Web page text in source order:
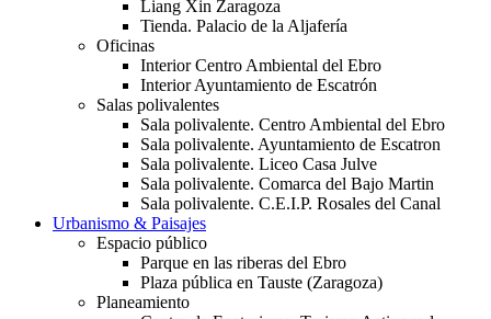
Liang Xin Zaragoza
Tienda. Palacio de la Aljafería
Oficinas
Interior Centro Ambiental del Ebro
Interior Ayuntamiento de Escatrón
Salas polivalentes
Sala polivalente. Centro Ambiental del Ebro
Sala polivalente. Ayuntamiento de Escatron
Sala polivalente. Liceo Casa Julve
Sala polivalente. Comarca del Bajo Martin
Sala polivalente. C.E.I.P. Rosales del Canal
Urbanismo & Paisajes
Espacio público
Parque en las riberas del Ebro
Plaza pública en Tauste (Zaragoza)
Planeamiento